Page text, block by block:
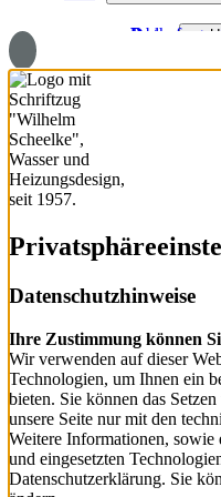
Dach
Holz
Badanfrage-
Virtueller
Partner
Downloads
Jobs
Ausbildung
Datenschutzhinweise
Ihre Zustimmung können
Wir verwenden auf dieser
Technologien, um Ihnen ein
bieten. Sie können das
unsere Seite nur mit den
Weitere Informationen,
und eingesetzten
Datenschutzerklärung. Sie